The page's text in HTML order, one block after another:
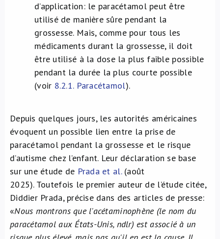
d’application: le paracétamol peut être
utilisé de manière sûre pendant la
grossesse. Mais, comme pour tous les
médicaments durant la grossesse, il doit
être utilisé à la dose la plus faible possible
pendant la durée la plus courte possible
(voir 8.2.1. Paracétamol).
Depuis quelques jours, les autorités américaines
évoquent un possible lien entre la prise de
paracétamol pendant la grossesse et le risque
d’autisme chez l’enfant. Leur déclaration se base
sur une étude de Prada et al.(août
2025). Toutefois le premier auteur de l’étude citée,
Diddier Prada, précise dans des articles de presse:
«Nous montrons que l'acétaminophène (le nom du
paracétamol aux États-Unis, ndlr) est associé à un